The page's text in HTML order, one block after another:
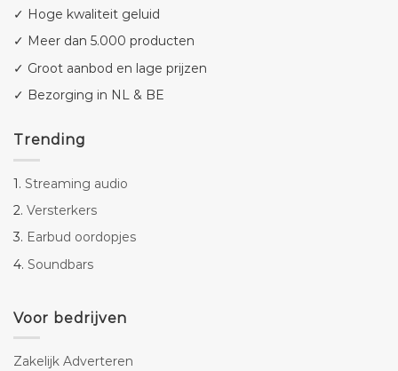
✓ Hoge kwaliteit geluid
✓ Meer dan 5.000 producten
✓ Groot aanbod en lage prijzen
✓ Bezorging in NL & BE
Trending
1. Streaming audio
2. Versterkers
3. Earbud oordopjes
4. Soundbars
Voor bedrijven
Zakelijk Adverteren